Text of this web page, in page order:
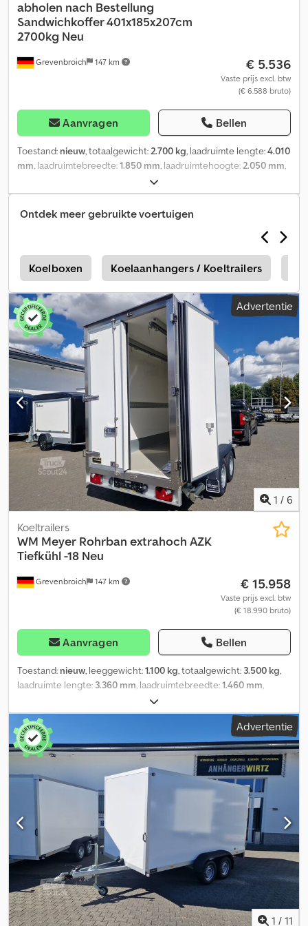
Grevenbroich 147 km
abholen nach Bestellung
Sandwichkoffer 401x185x207cm
2700kg Neu
€ 5.536
Vaste prijs excl. btw
(€ 6.588 bruto)
Aanvragen Bellen
Toestand: nieuw, totaalgewicht:2.700 kg, laadruimte lengte:4.010
mm, laadruimtebreedte:1.850 mm, laadruimtehoogte:2.050 mm,
online kopen op trailer-shop.de Bij ANHÄNGERWIRTZ zijn veel
modellen online verkrijgbaar Gemakkelijk en 24/7 online kopen
Zelf ophalen of laten bezorgen 😊 De online afhaalmarkt voor uw
nieuwe aanhanger biedt sterke merken! Meer dan 850 nieuwe
aanhangers op voorraad Meer dan 130 gebruikte aanhangers
constant in het assortiment. Voorbeeld (niet-bindend):
Kofferanhanger AZ 2740/185 S35 401x185x205cm, 2700 kg,
remmend, tandem, lage laadvloer, V-chassis, opbouw van
sandwichpolyester, vleugeldeuren met draaistangsluiting,
geïntegreerde spanrails met verschuifbare spanogen,
verstevigde steunwiel... zolang de voorraad strekt! Codpezp
Ulkofx Aaijha Verschillende uitvoeringen beschikbaar Factuur
met btw, garantie – aanhangwagenhandelaar met meer dan 35
jaar ervaring Verkoop via telefonische bestellingen tijdens onze
openingstijden, van maandag tot en met vrijdag, of 24/7 via onze
online winkel op trailer-shop.de Copyright – merkenbescherming
07.26 AZ 2740/185
Ontdek meer gebruikte voertuigen
Koelboxen Koelaanhangers / Koeltrailers
Advertentie
1 / 6
Grevenbroich 147 km
Koeltrailers
WM Meyer Rohrban extrahoch AZK
Tiefkühl -18 Neu
€ 15.958
Vaste prijs excl. btw
(€ 18.990 bruto)
Aanvragen Bellen
Toestand: nieuw, leeggewicht:1.100 kg, totaalgewicht: 3.500 kg,
laadruimte lengte: 3.360 mm, laadruimtebreedte:1.460 mm,
, Bouwjaar:
de winkel waar u terechtkunt voor uw nieuwe aanhanger, biedt
aantrekkelijke merken! Meer dan 850 nieuwe aanhangers op
voorraad. Meer dan 130 gebruikte aanhangers, voortdurend
beschikbaar. Chsdpfx Ajzp Ht Hjaioa Een voorbeeld, zonder
verplichting: Koelwagen voor diepvriesproducten met leidingen,
type AZK 3534/156, serie 100, met koelaggregaat GOVI K6 230V,
voor zowel statische koeling als koeling tijdens het rijden, tot
-18°C, afmetingen 336x146x220 cm, met dakversterking, 3500 kg,
tandem-diepladerchassis, V-frame, sandwichpolyester opbouw
zonder koudebruggen, 100 mm isolatie, K-waarde 0,29,
vleugeldeuren met dubbele V2A draaistangsluitingen met
noodontgrendeling, RVS-achterklep, geïsoleerde kunstharsvloer,
voorzien van antislipcoating, aluminium beschermlijst, 2 leidingen
met euroaansluiting, spanbanden, automatisch opklapbaar
steunwiel, 4 inklapbare draaisteunen... En verkrijgbaar in
Advertentie
1 / 11